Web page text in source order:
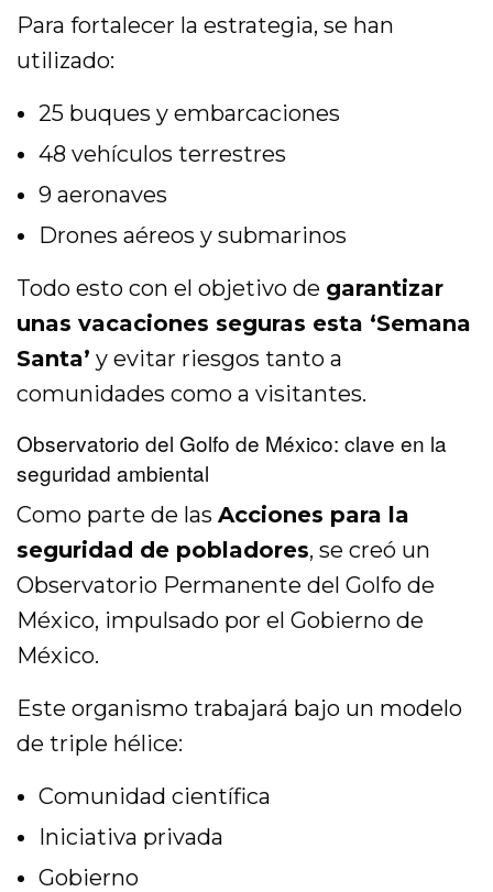
Para fortalecer la estrategia, se han
utilizado:
25 buques y embarcaciones
48 vehículos terrestres
9 aeronaves
Drones aéreos y submarinos
Todo esto con el objetivo de garantizar
unas vacaciones seguras esta ‘Semana
Santa’ y evitar riesgos tanto a
comunidades como a visitantes.
Observatorio del Golfo de México: clave en la
seguridad ambiental
Como parte de lasAcciones para la
seguridad de pobladores, se creó un
Observatorio Permanente del Golfo de
México, impulsado por el Gobierno de
México.
Este organismo trabajará bajo un modelo
de triple hélice:
Comunidad científica
Iniciativa privada
Gobierno